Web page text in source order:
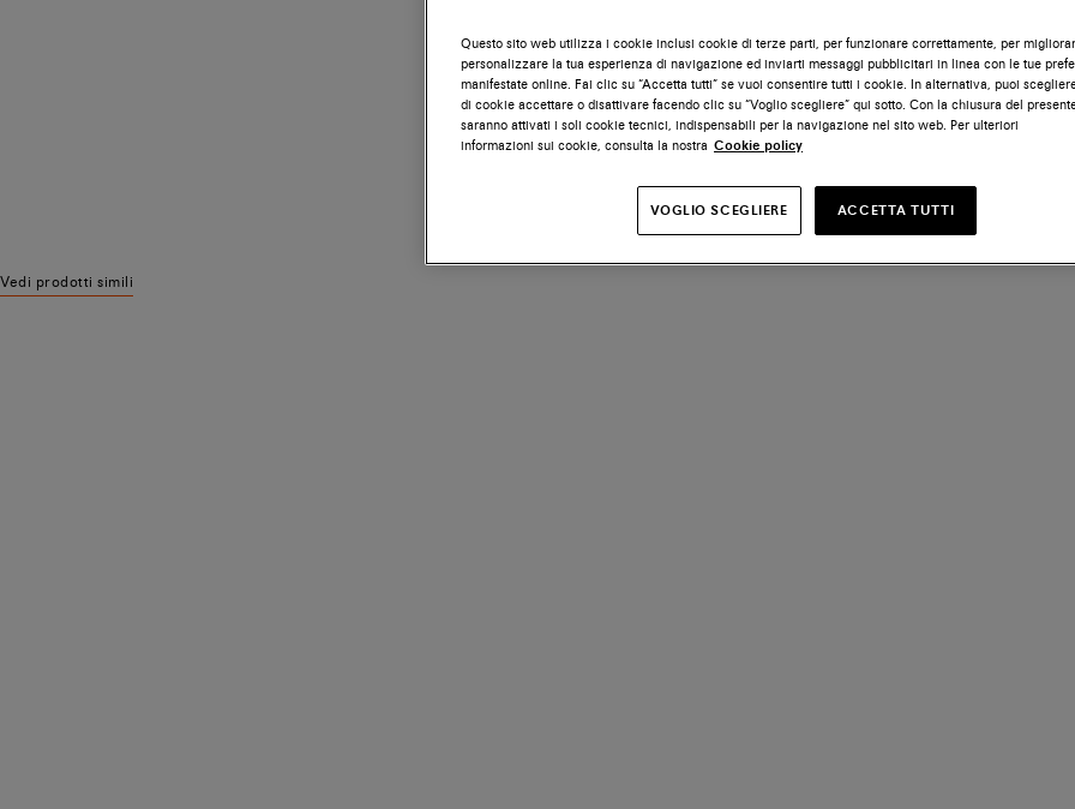
Vedi prodotti simili
Questo sito web utilizza i cookie inclusi cookie di terze parti, per funzionare correttamente, per
personalizzare la tua esperienza di navigazione ed inviarti messaggi pubblicitari in linea con le tue
manifestate online. Fai clic su “Accetta tutti” se vuoi consentire tutti i cookie. In alternativa, puoi
di cookie accettare o disattivare facendo clic su “Voglio scegliere” qui sotto. Con la chiusura del
saranno attivati i soli cookie tecnici, indispensabili per la navigazione nel sito web. Per ulteriori
informazioni sui cookie, consulta la nostra Cookie policy
VOGLIO SCEGLIERE ACCETTA TUTTI